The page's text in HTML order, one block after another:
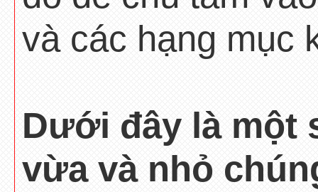
và các hạng mục
Dưới đây là một
vừa và nhỏ